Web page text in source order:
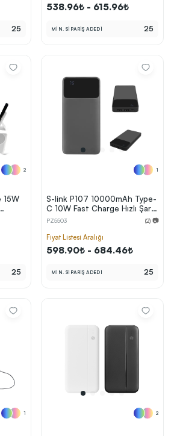
25
538.96₺ - 615.96₺
MİN. SİPARİŞ ADEDİ 25
2
15W
25
1
S-link P107 10000mAh Type-
C 10W Fast Charge Hızlı Şarj
Özellikli Led Ekranlı
PZ5503 (2) 📷
Fiyat Listesi Aralığı
598.90₺ - 684.46₺
MİN. SİPARİŞ ADEDİ 25
1 2